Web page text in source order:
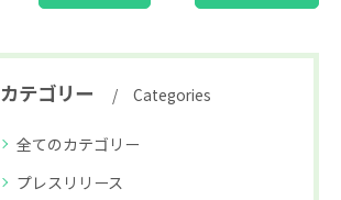
カテゴリー Categories
全てのカテゴリー
プレスリリース